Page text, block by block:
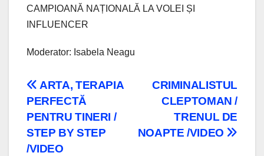
CAMPIOANĂ NAȚIONALĂ LA VOLEI ȘI
INFLUENCER
Moderator: Isabela Neagu
Navigare
în
articole
CRIMINALISTUL
CLEPTOMAN /
TRENUL DE
NOAPTE /VIDEO
ARTA, TERAPIA
PERFECTĂ
PENTRU TINERI /
STEP BY STEP
/VIDEO